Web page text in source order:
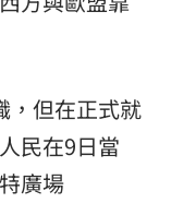
，但在正式就
民在9日當
廣場